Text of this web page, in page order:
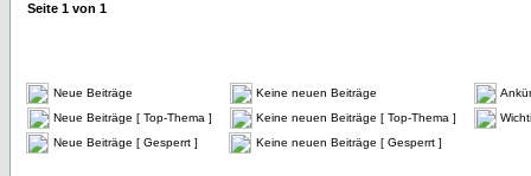
Seite 1 von 1
Neue Beiträge Keine neuen Beiträge
Neue Beiträge [ Top-Thema ]
Keine neuen Beiträge [ Top-Thema ]
Neue Beiträge [ Gesperrt ]
Keine neuen Beiträge [ Gesperrt ]